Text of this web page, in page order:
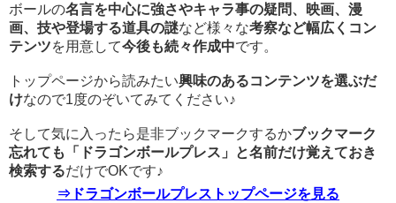
ボールの名言を中心に強さやキャラ事の疑問、映画、漫
画、技や登場する道具の謎など様々な考察など幅広くコン
テンツを用意して今後も続々作成中です。
トップページから読みたい興味のあるコンテンツを選ぶだ
けなので1度のぞいてみてください♪
そして気に入ったら是非ブックマークするかブックマーク
忘れても「ドラゴンボールプレス」と名前だけ覚えておき
検索するだけでOKです♪
⇒ドラゴンボールプレストップページを見る